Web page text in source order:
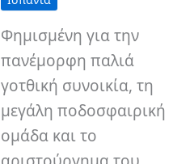
Φημισμένη για την
πανέμορφη παλιά
γοτθική συνοικία, τη
μεγάλη ποδοσφαιρική
ομάδα και το